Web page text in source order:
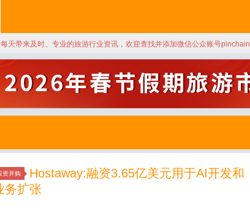
天带来及时、专业的旅游行业资讯，欢迎查找并添加微信公众账号pinchain
资并购
Hostaway:融资3.65亿美元用于AI开发和
务扩张